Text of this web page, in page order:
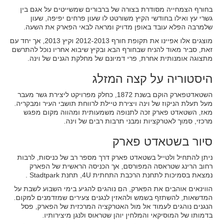
בחורף הצמחייה מסודרת בצורה של ברבורים שמשייטים על אגם בין
גשרי עץ ואילו בחודשי הקיץ משורטט לו שעון פרחים יפיפה, שעון
שלמרבה הפלא עובד באופן מדויק ומראה לבאי הפארק את השעה.
מוצגים אלו אפיינו את תקופת חורף 2012-2013 וקיץ 2013, אך יחד עם
זאת, סביר מאוד להניח שבחורף הבא ובקיץ שיבוא אחריו נוכל להתרשם
מתצוגה אומנותית אחרת, פרי דמיונם של מחלקת הגנים של וינה.
היסטוריה על קצה המזלג
השטאדטפארק הוקם בשנת 1872, כחלק מפרויקט ליצירת גשר מעבר
מעל תעלת הניקוז של וינה ויצירת טיילת לרווחת תושבי העיר ומבקריה.
מאז, השטאדט פארק זכה לתנופה משמעותית ומהווה מקום מפגש
מרכזי, סמוך לאטרקציות ומבני תרבות רבים של וינה.
סיור בשטאדט פארק
ניתן להתחיל ולטייל בשטאדט פארק דרך מספר רב של כניסות, לרבות
רחוב הרינג שטראסה המפורסם, אך הכניסה הראשית של הפארק
נמצאת בסמיכות לתחנת הרכבת התחתית 4U, תחנת Stadtpark .
הווינאים אוהבים את הפארק, הם נוהגים להגיע בימי השבוע לשבת על
המדשאות, להשתזף בשמש ולהאזין לנגנים צעירים שמזדמנים למקום.
הנגנים נוהגים לעמוד אל מול האטרקציה המרכזית של הפארק, פסל
בדמותו של המוסיקאי והמלחין יוהן שטראוס ולנגן מיצירותיו.